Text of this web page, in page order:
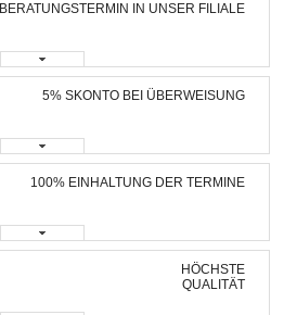
BERATUNGSTERMIN IN UNSER FILIALE
5% SKONTO BEI ÜBERWEISUNG
100% EINHALTUNG DER TERMINE
HÖCHSTE
QUALITÄT